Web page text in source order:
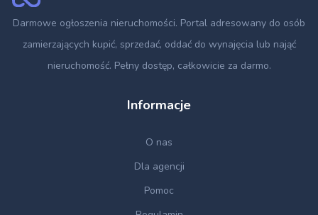
Darmowe ogłoszenia nieruchomości. Portal adresowany do osób
zamierzających kupić, sprzedać, oddać do wynajęcia lub nająć
nieruchomość. Pełny dostęp, całkowicie za darmo.
Informacje
O nas
Dla agencji
Pomoc